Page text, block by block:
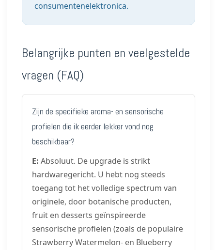
consumentenelektronica.
Belangrijke punten en veelgestelde
vragen (FAQ)
Zijn de specifieke aroma- en sensorische
profielen die ik eerder lekker vond nog
beschikbaar?
E: Absoluut. De upgrade is strikt
hardwaregericht. U hebt nog steeds
toegang tot het volledige spectrum van
originele, door botanische producten,
fruit en desserts geïnspireerde
sensorische profielen (zoals de populaire
Strawberry Watermelon- en Blueberry